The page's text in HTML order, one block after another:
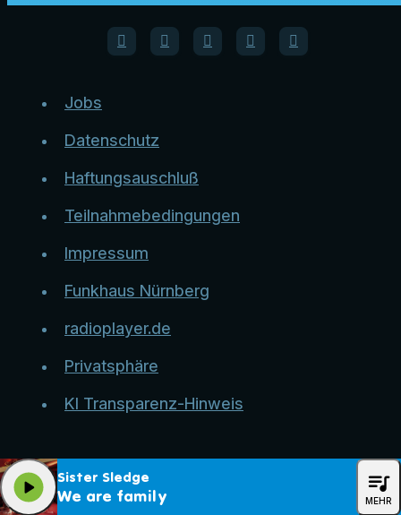
Jobs
Datenschutz
Haftungsauschluß
Teilnahmebedingungen
Impressum
Funkhaus Nürnberg
radioplayer.de
Privatsphäre
KI Transparenz-Hinweis
Sister Sledge
We are family
play_arrow queue_music